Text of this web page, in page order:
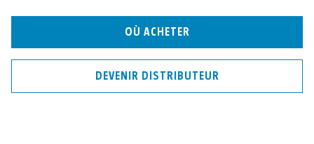
OÙ ACHETER
DEVENIR DISTRIBUTEUR